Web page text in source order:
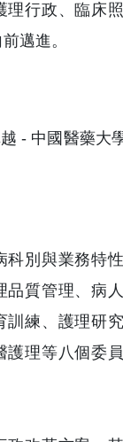
理行政、臨床
邁進。
科別與業務特
品質管理、病
訓練、護理研
護理等八個委